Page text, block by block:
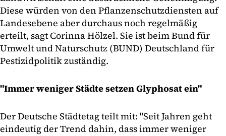
Diese würden von den Pflanzenschutzdiensten auf
Landesebene aber durchaus noch regelmäßig
erteilt, sagt Corinna Hölzel. Sie ist beim Bund für
Umwelt und Naturschutz (BUND) Deutschland für
Pestizidpolitik zuständig.
"Immer weniger Städte setzen Glyphosat ein"
Der Deutsche Städtetag teilt mit: "Seit Jahren geht
eindeutig der Trend dahin, dass immer weniger